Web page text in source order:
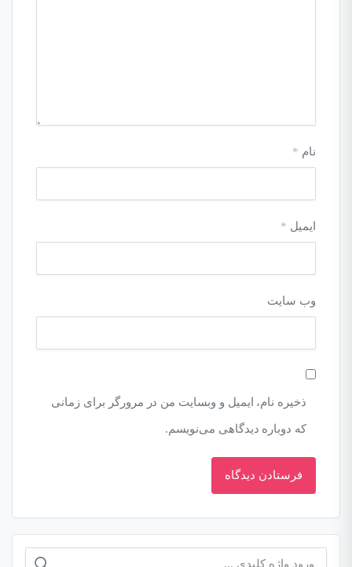
نام *
ایمیل *
وب‌ سایت
ذخیره نام، ایمیل و وبسایت من در مرورگر برای زمانی
که دوباره دیدگاهی می‌نویسم.
جستجو